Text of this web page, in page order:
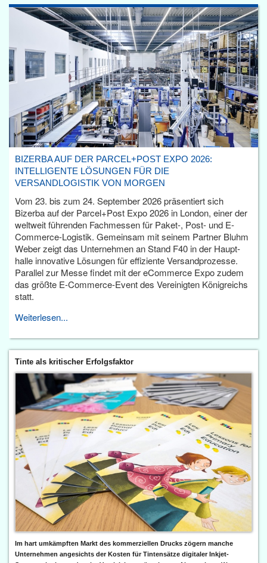
BIZERBA AUF DER PARCEL+POST EXPO 2026:
INTELLIGENTE LÖSUNGEN FÜR DIE
VERSANDLOGISTIK VON MORGEN
Vom 23. bis zum 24. September 2026 präsentiert sich
Bizerba auf der Parcel+Post Expo 2026 in London, einer der
weltweit führenden Fachmessen für Paket-, Post- und E-
Commerce-Logistik. Gemeinsam mit seinem Partner Bluhm
Weber zeigt das Unternehmen an Stand F40 in der Haupt­
halle innovative Lösungen für effiziente Versandprozesse.
Parallel zur Messe findet mit der eCommerce Expo zudem
das größte E-Commerce-Event des Vereinigten Königreichs
statt.
Weiterlesen...
Tinte als kritischer Erfolgsfaktor
Im hart umkämpften Markt des kommerziellen Drucks zögern manche
Unternehmen angesichts der Kosten für Tintensätze digitaler Inkjet-